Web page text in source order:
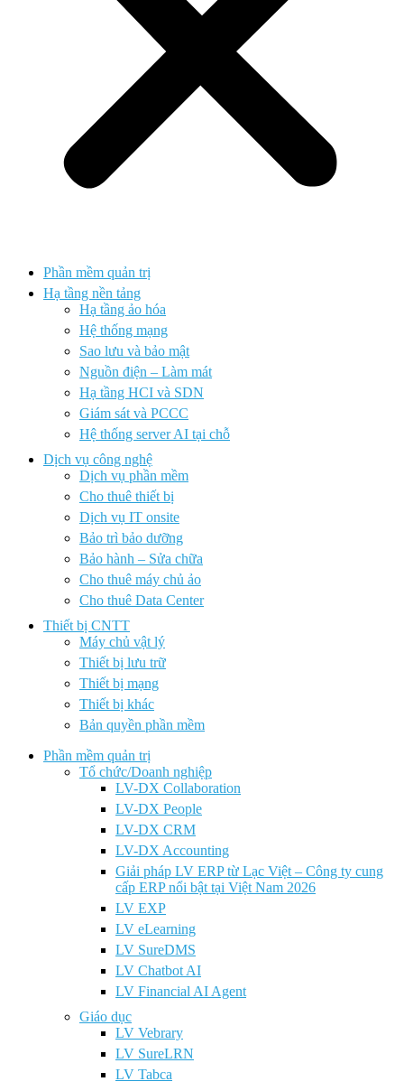
Phần mềm quản trị
Hạ tầng nền tảng
Hạ tầng ảo hóa
Hệ thống mạng
Sao lưu và bảo mật
Nguồn điện – Làm mát
Hạ tầng HCI và SDN
Giám sát và PCCC
Hệ thống server AI tại chỗ
Dịch vụ công nghệ
Dịch vụ phần mềm
Cho thuê thiết bị
Dịch vụ IT onsite
Bảo trì bảo dưỡng
Bảo hành – Sửa chữa
Cho thuê máy chủ ảo
Cho thuê Data Center
Thiết bị CNTT
Máy chủ vật lý
Thiết bị lưu trữ
Thiết bị mạng
Thiết bị khác
Bản quyền phần mềm
Phần mềm quản trị
Tổ chức/Doanh nghiệp
LV-DX Collaboration
LV-DX People
LV-DX CRM
LV-DX Accounting
Giải pháp LV ERP từ Lạc Việt – Công ty cung
cấp ERP nổi bật tại Việt Nam 2026
LV EXP
LV eLearning
LV SureDMS
LV Chatbot AI
LV Financial AI Agent
Giáo dục
LV Vebrary
LV SureLRN
LV Tabca